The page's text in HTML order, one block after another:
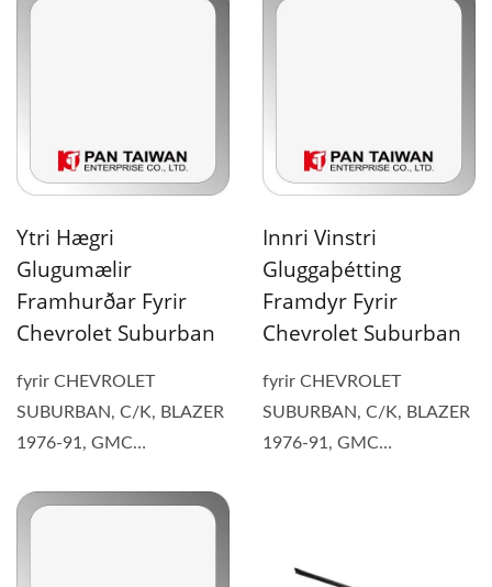
Ytri Hægri
Glugumælir
Framhurðar Fyrir
Chevrolet Suburban
fyrir CHEVROLET
SUBURBAN, C/K, BLAZER
1976-91, GMC
91 (1) Varahlutinn...
Innri Vinstri
Gluggaþétting
Framdyr Fyrir
Chevrolet Suburban
fyrir CHEVROLET
SUBURBAN, C/K, BLAZER
1976-91, GMC